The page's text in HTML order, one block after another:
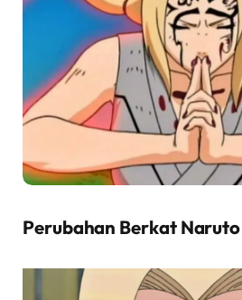
Perubahan Berkat Naruto